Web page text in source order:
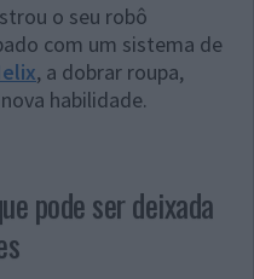
o seu robô
com um sistema de
, a dobrar roupa,
habilidade.
pode ser deixada